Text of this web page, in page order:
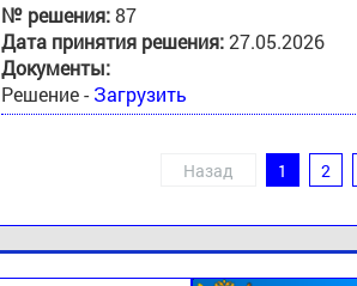
№ решения:87
Дата принятия решения:27.05.2026
Документы:
Решение - Загрузить
Назад 1 2